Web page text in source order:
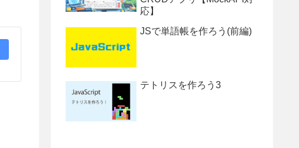
応】
JSで単語帳を作ろう(前編)
テトリスを作ろう3